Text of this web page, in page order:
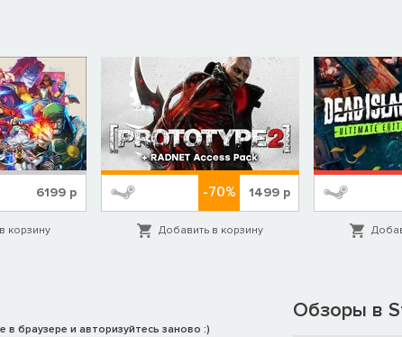
6199 р
корзину
-70% 1499р
Добавить в корзину
браузере и авторизуйтесь заново :)
Обзоры в